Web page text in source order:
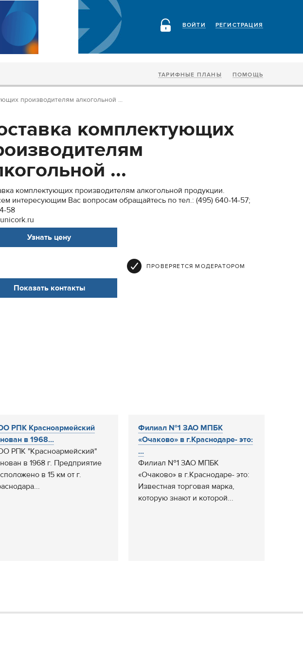
РЕГИСТРАЦИЯ
ВОЙТИ
ТАРИФНЫЕ ПЛАНЫ ПОМОЩЬ
производителям алкогольной ...
комплектующих
...
комплектующих производителям алкогольной продукции.
интересующим Вас вопросам обращайтесь по тел.: (495) 640-14-57;
58
Узнать цену
ПРОВЕРЯЕТСЯ МОДЕРАТОРОМ
Показать контакты
РПК Красноармейский
в 1968...
РПК "Красноармейский"
в 1968 г. Предприятие
в 15 км от г.
Филиал №1 ЗАО МПБК
«Очаково» в г.Краснодаре- это:
...
Филиал №1 ЗАО МПБК
«Очаково» в г.Краснодаре- это:
Известная торговая марка,
которую знают и которой...